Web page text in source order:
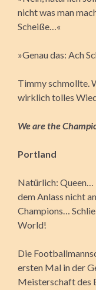
nicht was man
Scheiße…«
»Genau das: Ach
Timmy schmollte.
wirklich tolles
We are the
Portland
Natürlich:
dem Anlass nicht
Champions…
World!
Die
ersten Mal in der
Meisterschaft des